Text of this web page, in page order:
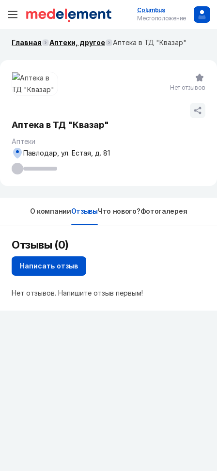
Columbus
Местоположение
Главная Аптеки, другое Аптека в ТД "Квазар"
Аптека в ТД "Квазар"
Аптеки
Павлодар, ул. Естая, д. 81
Нет отзывов
О компанииОтзывыЧто нового?Фотогалерея
Отзывы (0)
Написать отзыв
Нет отзывов. Напишите отзыв первым!